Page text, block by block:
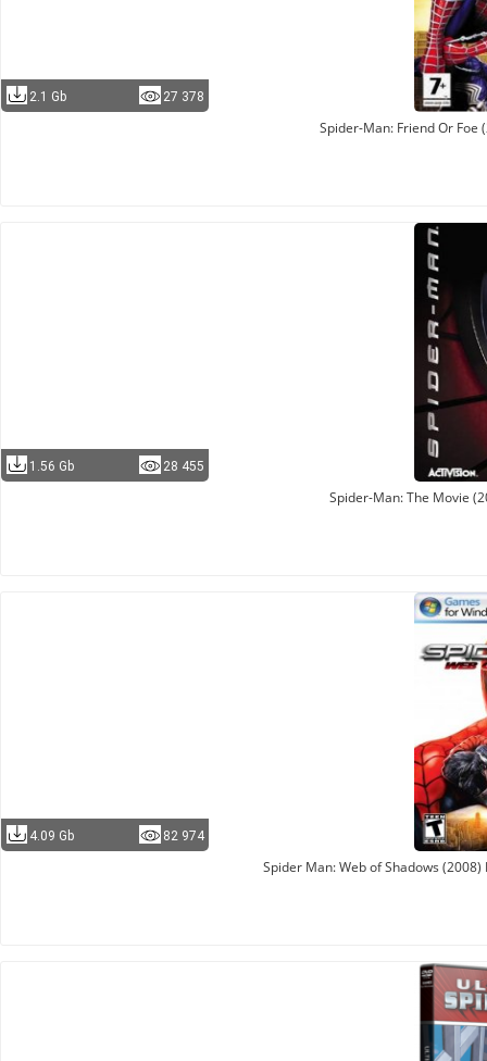
2.1 Gb 27 378
Spider-Man: Friend Or
1.56 Gb 28 455
Spider-Man: The Movie
4.09 Gb 82 974
Spider Man: Web of Shadows (2008)